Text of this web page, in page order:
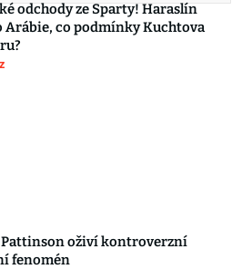
odchody ze Sparty! Haraslín
Arábie, co podmínky Kuchtova
oživí kontroverzní
fenomén